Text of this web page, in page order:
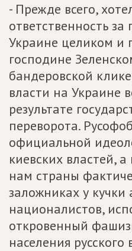
- Прежде всего,
ответственность
Украине целиком и
господине
бандеровской
власти на Украине
результате
переворота.
официальной
киевских властей,
нам страны
заложниках у кучки
националистов,
откровенный
населения